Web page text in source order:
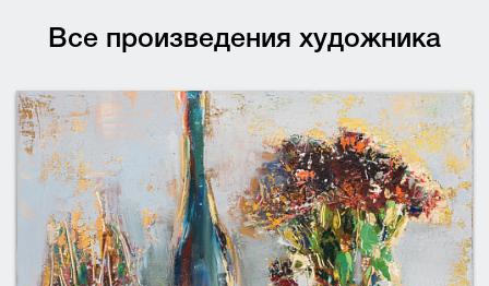
Все произведения художника